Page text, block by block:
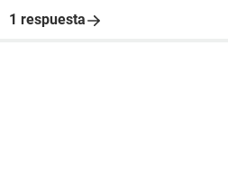
1 respuesta